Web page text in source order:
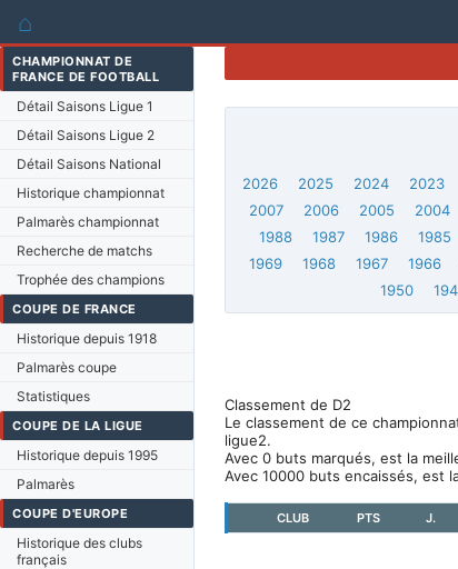
⌂
CHAMPIONNAT DE
FRANCE DE FOOTBALL
Détail Saisons Ligue 1
Détail Saisons Ligue 2
Détail Saisons National
Historique championnat
Palmarès championnat
Recherche de matchs
Trophée des champions
COUPE DE FRANCE
Historique depuis 1918
Palmarès coupe
Statistiques
COUPE DE LA LIGUE
Historique depuis 1995
Palmarès
COUPE D'EUROPE
Historique des clubs
français
2026 2025 2024 2023
2007
2006 2005 2004
1988
1987 1986 1985
1969
1968 1967 1966
1950
Classement de D2
Le classement de ce
ligue2.
Avec 0 buts marqués, est la
Avec 10000 buts encaissés, est
CLUB PTS J.